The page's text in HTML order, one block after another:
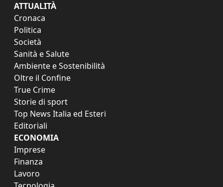
ATTUALITÀ
Cronaca
Politica
Società
Sanità e Salute
Ambiente e Sostenibilità
Oltre il Confine
True Crime
Storie di sport
Top News Italia ed Esteri
Editoriali
ECONOMIA
Imprese
Finanza
Lavoro